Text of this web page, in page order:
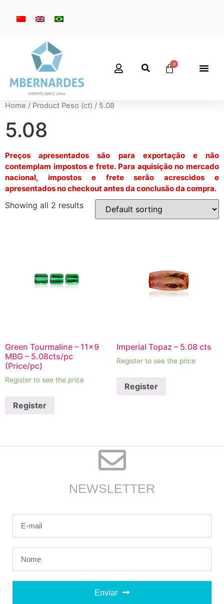
Home / Product Peso (ct) / 5.08
5.08
Preços apresentados são para exportação e não
contemplam impostos e frete. Para aquisição no mercado
nacional, impostos e frete serão acrescidos e
apresentados no checkout antes da conclusão da compra.
Showing all 2 results
Green Tourmaline – 11×9
MBG – 5.08cts/pc
(Price/pc)
Register to see the price
Register
Imperial Topaz – 5.08 cts
Register to see the price
Register
NEWSLETTER
Enviar